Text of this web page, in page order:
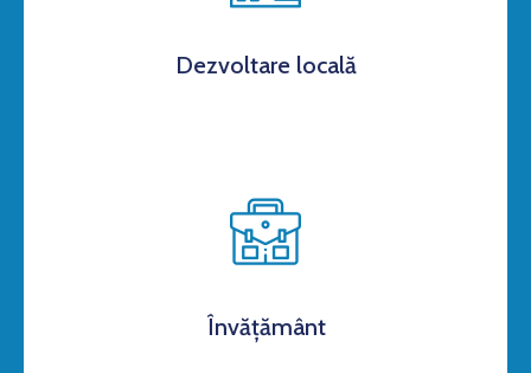
Dezvoltare locală
Învățământ